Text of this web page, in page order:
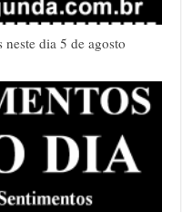
dia 5 de agosto